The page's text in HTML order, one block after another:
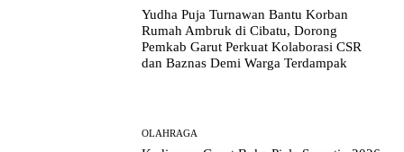
Yudha Puja Turnawan Bantu Korban
Rumah Ambruk di Cibatu, Dorong
Pemkab Garut Perkuat Kolaborasi CSR
dan Baznas Demi Warga Terdampak
OLAHRAGA